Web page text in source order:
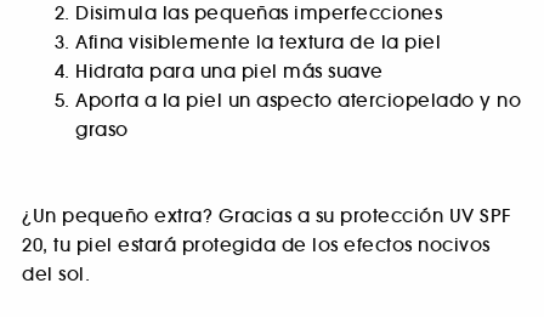
Disimula las pequeñas imperfecciones
Afina visiblemente la textura de la piel
Hidrata para una piel más suave
Aporta a la piel un aspecto aterciopelado y no
graso
¿Un pequeño extra? Gracias a su protección UV SPF
20, tu piel estará protegida de los efectos nocivos
del sol.